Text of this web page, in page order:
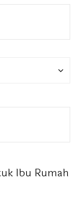
Ibu Rumah